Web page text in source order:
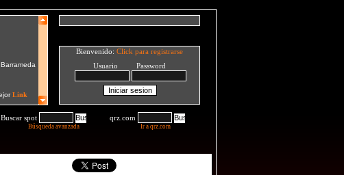
Bienvenido: Click para registrarse
Usuario Password
Buscar spot
Búsqueda avanzada
qrz.com
Ir a qrz.com